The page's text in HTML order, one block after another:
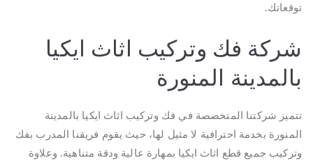
توقعاتك.
شركة فك وتركيب اثاث ايكيا
بالمدينة المنورة
تتميز شركتنا المتخصصة في فك وتركيب اثاث ايكيا بالمدينة
المنورة بخدمة احترافية لا مثيل لها، حيث يقوم فريقنا المدرب بفك
وتركيب جميع قطع اثاث ايكيا بمهارة عالية ودقة متناهية. وعلاوة